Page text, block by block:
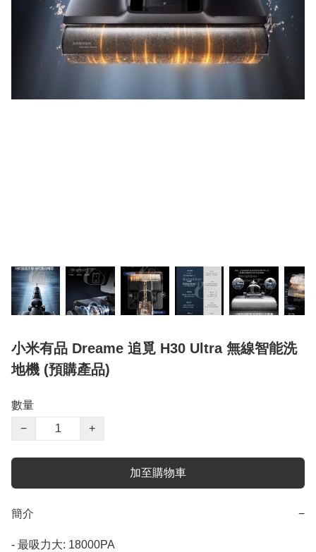
小米有品 Dreame 追覓 H30 Ultra 無線智能洗
地機 (預購產品)
數量
−
+
加至購物車
簡介 −
- 最吸力大: 18000PA